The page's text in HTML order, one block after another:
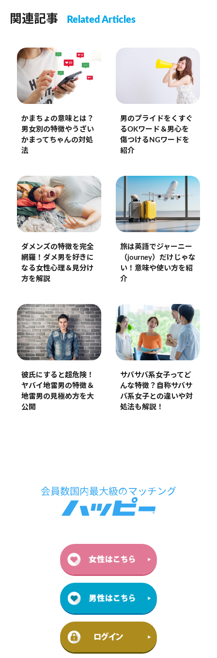
関連記事 Related Articles
かまちょの意味とは？
男女別の特徴やうざい
かまってちゃんの対処
法
男のプライドをくすぐ
るOKワード＆男心を
傷つけるNGワードを
紹介
ダメンズの特徴を完全
網羅！ダメ男を好きに
なる女性心理＆見分け
方を解説
旅は英語でジャーニー
（journey）だけじゃな
い！意味や使い方を紹
介
彼氏にすると超危険！
ヤバイ地雷男の特徴＆
地雷男の見極め方を大
公開
サバサバ系女子ってど
んな特徴？自称サバサ
バ系女子との違いや対
処法も解説！